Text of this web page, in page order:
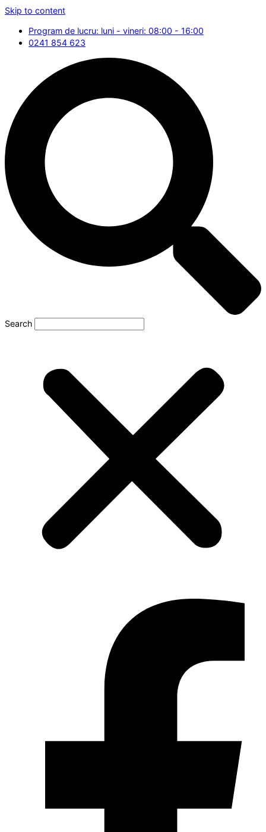
Skip to content
Program de lucru: luni - vineri: 08:00 - 16:00
0241 854 623
Search